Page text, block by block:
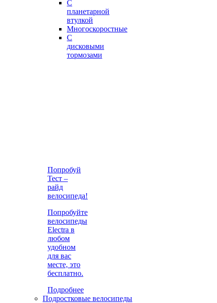
С
планетарной
втулкой
Многоскоростные
С
дисковыми
тормозами
Попробуй
Тест –
райд
велосипеда!
Попробуйте
велосипеды
Electra в
любом
удобном
для вас
месте, это
бесплатно.
Подробнее
Подростковые велосипеды